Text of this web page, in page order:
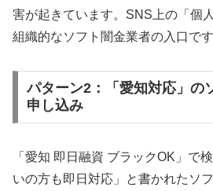
害が起きています。SNS上の「個
組織的なソフト闇金業者の入口です
パターン2：「愛知対応」の
申し込み
「愛知 即日融資 ブラックOK」で
いの方も即日対応」と書かれたソ